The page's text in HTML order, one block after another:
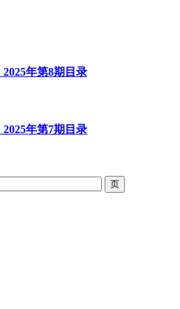
年第8期目录
年第7期目录